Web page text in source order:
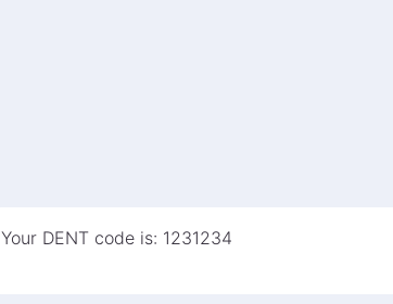
Your DENT code is: 1231234